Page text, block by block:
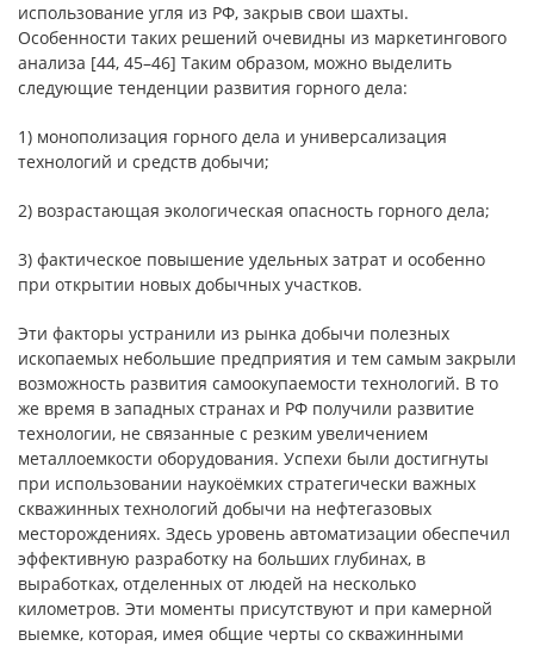
использование угля из РФ, закрыв свои шахты.
Особенности таких решений очевидны из маркетингового
анализа [44, 45–46] Таким образом, можно выделить
следующие тенденции развития горного дела:
1) монополизация горного дела и универсализация
технологий и средств добычи;
2) возрастающая экологическая опасность горного дела;
3) фактическое повышение удельных затрат и особенно
при открытии новых добычных участков.
Эти факторы устранили из рынка добычи полезных
ископаемых небольшие предприятия и тем самым закрыли
возможность развития самоокупаемости технологий. В то
же время в западных странах и РФ получили развитие
технологии, не связанные с резким увеличением
металлоемкости оборудования. Успехи были достигнуты
при использовании наукоёмких стратегически важных
скважинных технологий добычи на нефтегазовых
месторождениях. Здесь уровень автоматизации обеспечил
эффективную разработку на больших глубинах, в
выработках, отделенных от людей на несколько
километров. Эти моменты присутствуют и при камерной
выемке, которая, имея общие черты со скважинными